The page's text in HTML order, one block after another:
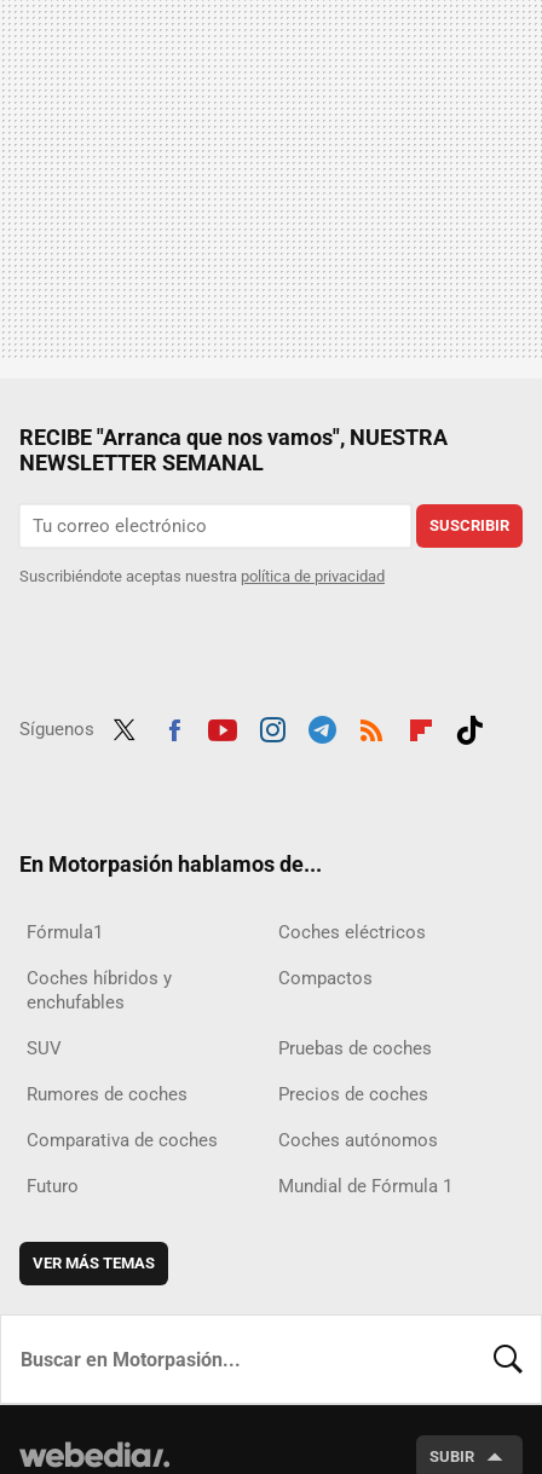
RECIBE "Arranca que nos vamos", NUESTRA
NEWSLETTER SEMANAL
SUSCRIBIR
Suscribiéndote aceptas nuestra política de privacidad
Síguenos
En Motorpasión hablamos de...
Fórmula1 Coches eléctricos
Coches híbridos y
enchufables
Compactos
SUV Pruebas de coches
Rumores de coches Precios de coches
Comparativa de coches Coches autónomos
Futuro Mundial de Fórmula 1
VER MÁS TEMAS
SUBIR